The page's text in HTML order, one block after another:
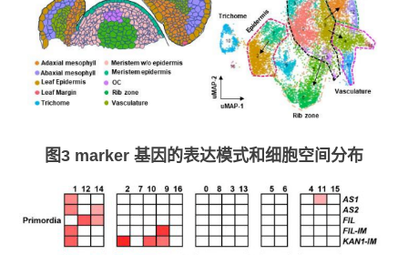
图3 marker 基因的表达模式和细胞空间分布